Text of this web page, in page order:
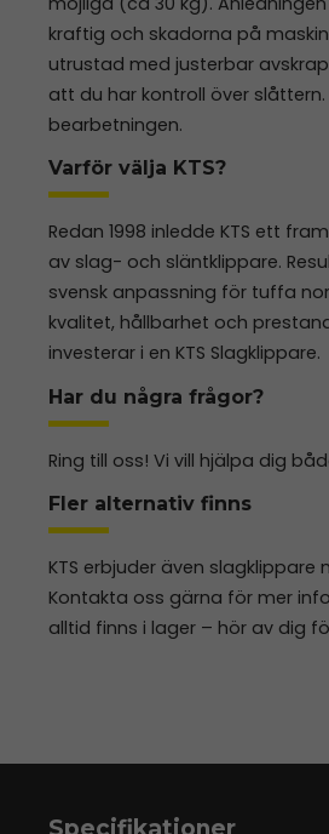
kraftig och skadorna på
utrustad med justerbar
att du har kontroll över
bearbetningen.
Varför välja KTS?
Redan 1998 inledde KTS ett
av slag- och släntklippare.
svensk anpassning för tuffa
kvalitet, hållbarhet och
investerar i en KTS Slagklippare.
Har du några frågor?
Ring till oss! Vi vill hjälpa dig
Fler alternativ finns
KTS erbjuder även
Kontakta oss gärna för mer
alltid finns i lager – hör av dig